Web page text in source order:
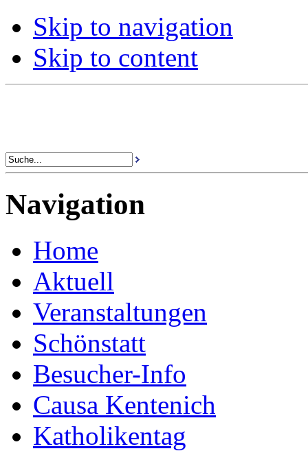
Skip to navigation
Skip to content
Navigation
Home
Aktuell
Veranstaltungen
Schönstatt
Besucher-Info
Causa Kentenich
Katholikentag